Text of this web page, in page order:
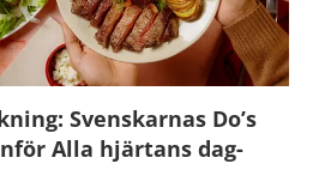
Svenskarnas Do’s
Alla hjärtans dag-